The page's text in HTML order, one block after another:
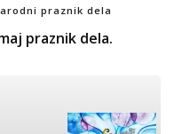
praznik dela
praznik dela.